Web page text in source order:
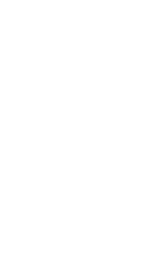
Kastruller &
Vattenflaskor &
Kaffebryggare &
Bestick &
Grillar, Rökar &